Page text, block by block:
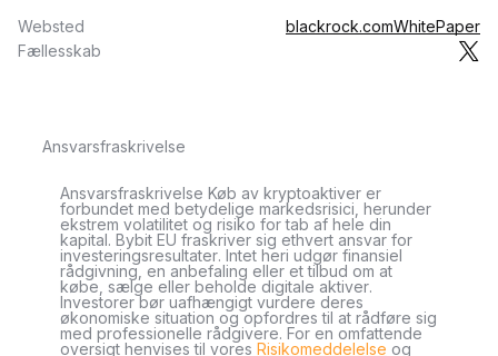
Websted blackrock.comWhitePaper
Fællesskab
Ansvarsfraskrivelse
Ansvarsfraskrivelse Køb av kryptoaktiver er
forbundet med betydelige markedsrisici, herunder
ekstrem volatilitet og risiko for tab af hele din
kapital. Bybit EU fraskriver sig ethvert ansvar for
investeringsresultater. Intet heri udgør finansiel
rådgivning, en anbefaling eller et tilbud om at
købe, sælge eller beholde digitale aktiver.
Investorer bør uafhængigt vurdere deres
økonomiske situation og opfordres til at rådføre sig
med professionelle rådgivere. For en omfattende
oversigt henvises til vores Risikomeddelelse og